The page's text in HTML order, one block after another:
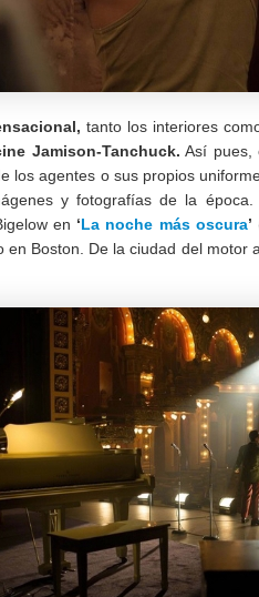
tanto los interiores
Jamison-Tanchuck. Así pues,
los agentes o sus propios
y fotografías de la
en ‘La noche más oscura’
Boston. De la ciudad del motor